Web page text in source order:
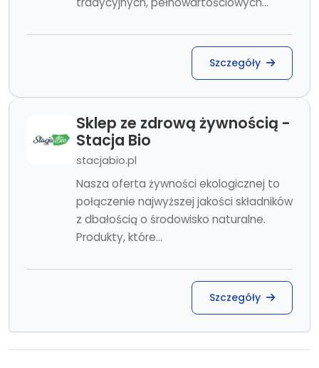
Szczegóły
Sklep ze zdrową żywnością -
Stacja Bio
stacjabio.pl
Nasza oferta żywności ekologicznej to
połączenie najwyższej jakości składników
z dbałością o środowisko naturalne.
Produkty, które...
Szczegóły